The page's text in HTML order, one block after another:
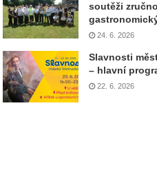
soutěži
24. 6. 2026
Slavnosti
– hlavní
22. 6. 2026